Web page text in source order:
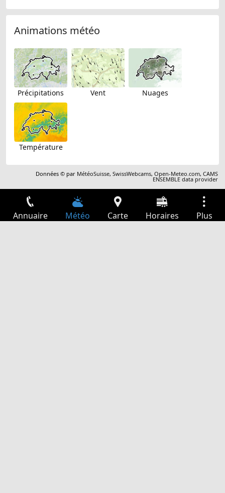
Animations météo
Précipitations Vent Nuages
Température
Données © par MétéoSuisse,SwissWebcams,Open-Meteo.com,CAMS
ENSEMBLE data provider
Annuaire Météo Carte Horaires Plus